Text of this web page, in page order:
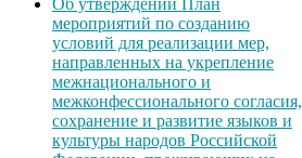
Об утверждении План
мероприятий по созданию
условий для реализации мер,
направленных на укрепление
межнационального и
межконфессионального согласия,
сохранение и развитие языков и
культуры народов Российской